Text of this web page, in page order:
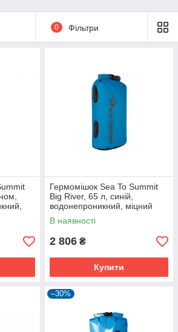
0 Фільтри
Гермомішок Sea To Summit
Big River, 65 л, синій,
водонепроникний, міцний
для походів
В наявності
2 806 ₴
Купити
–30%